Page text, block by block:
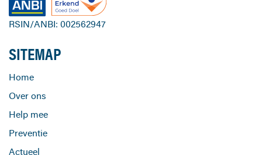
RSIN/ANBI: 002562947
SITEMAP
Home
Over ons
Help mee
Preventie
Actueel